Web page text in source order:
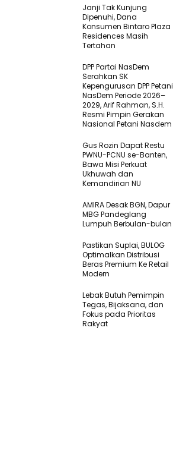
Janji Tak Kunjung
Dipenuhi, Dana
Konsumen Bintaro Plaza
Residences Masih
Tertahan
DPP Partai NasDem
Serahkan SK
Kepengurusan DPP Petani
NasDem Periode 2026–
2029, Arif Rahman, S.H.
Resmi Pimpin Gerakan
Nasional Petani Nasdem
Gus Rozin Dapat Restu
PWNU-PCNU se-Banten,
Bawa Misi Perkuat
Ukhuwah dan
Kemandirian NU
AMIRA Desak BGN, Dapur
MBG Pandeglang
Lumpuh Berbulan-bulan
Pastikan SupIai, BULOG
Optimalkan Distribusi
Beras Premium Ke Retail
Modern
Lebak Butuh Pemimpin
Tegas, Bijaksana, dan
Fokus pada Prioritas
Rakyat